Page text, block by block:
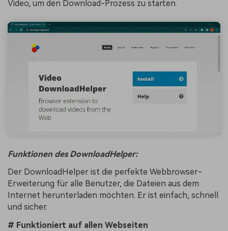
Video, um den Download-Prozess zu starten.
Funktionen des DownloadHelper:
Der DownloadHelper ist die perfekte Webbrowser-
Erweiterung für alle Benutzer, die Dateien aus dem
Internet herunterladen möchten. Er ist einfach, schnell
und sicher.
# Funktioniert auf allen Webseiten